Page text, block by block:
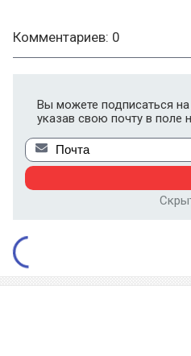
Комментариев: 0
Вы можете подписаться
указав свою почту в поле